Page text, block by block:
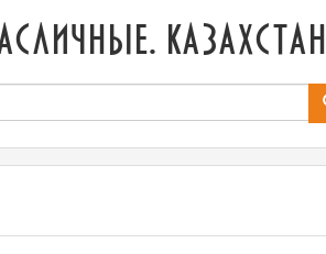
казахстан